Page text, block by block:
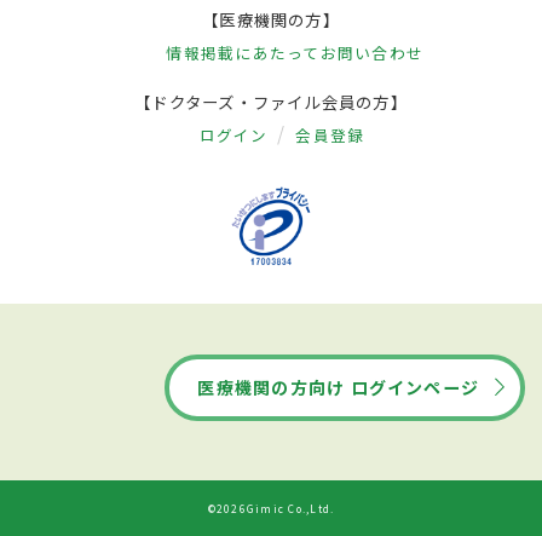
【医療機関の方】
情報掲載にあたって お問い合わせ
【ドクターズ・ファイル会員の方】
ログイン 会員登録
医療機関の方向け ログインページ
©2026Gimic Co.,Ltd.